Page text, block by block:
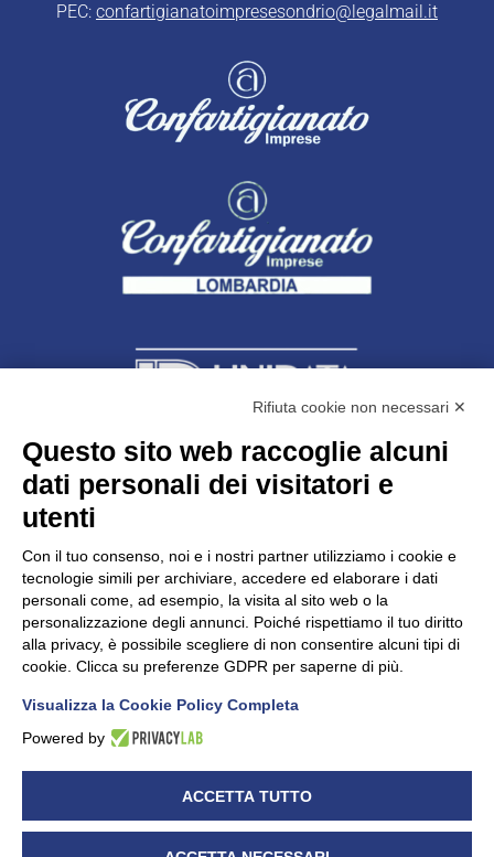
PEC: confartigianatoimpresesondrio@legalmail.it
Unidata s.r.lcon unico socio
Largo dell’Artigianato, 1 - 23100 Sondrio
C.F. 00481790145 - N.REA SO-36426
PEC: unidata.sondrio@legalmail.it
Cap. soc. euro 100.000,00 i.v.
UNIDATA - Informativa privacy (per i clienti)
UNIDATA - Whistleblowing
Rifiuta cookie non necessari ✕
Questo sito web raccoglie alcuni
dati personali dei visitatori e
utenti
Con il tuo consenso, noi e i nostri partner utilizziamo i cookie e
tecnologie simili per archiviare, accedere ed elaborare i dati
personali come, ad esempio, la visita al sito web o la
personalizzazione degli annunci. Poiché rispettiamo il tuo diritto
alla privacy, è possibile scegliere di non consentire alcuni tipi di
cookie. Clicca su preferenze GDPR per saperne di più.
Visualizza la Cookie Policy Completa
Powered by
ACCETTA TUTTO